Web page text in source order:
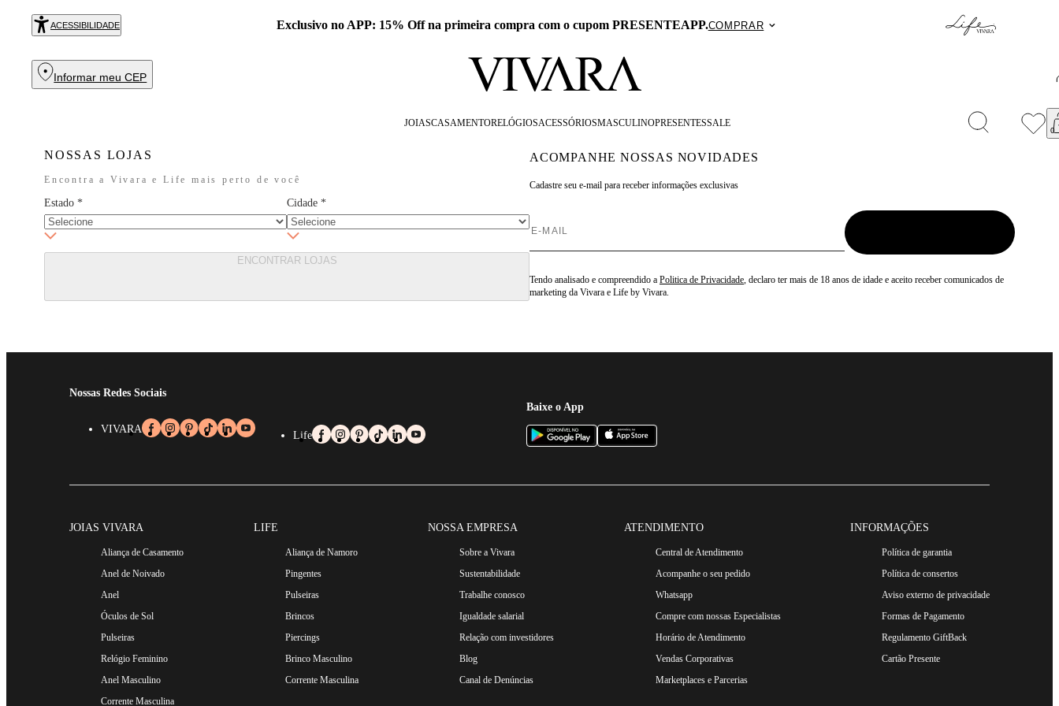
ACESSIBILIDADE Exclusivo no APP: 15% Off na primeira compra com o cupom PRESENTEAPP.COMPRAR
Informar meu CEP
JOIASCASAMENTORELÓGIOSACESSÓRIOSMASCULINOPRESENTESSALE
NOSSAS LOJAS
Encontra a Vivara e Life mais perto de você
Estado * Cidade *
ENCONTRAR LOJAS
ACOMPANHE NOSSAS NOVIDADES
Cadastre seu e-mail para receber informações exclusivas
Tendo analisado e compreendido a Politica de Privacidade, declaro ter mais de 18 anos de idade e aceito receber comunicados de
marketing da Vivara e Life by Vivara.
Nossas Redes Sociais
VIVARA
Life
Baixe o App
JOIAS VIVARA
Aliança de Casamento
Anel de Noivado
Anel
Óculos de Sol
Pulseiras
Relógio Feminino
Anel Masculino
Corrente Masculina
LIFE
Aliança de Namoro
Pingentes
Pulseiras
Brincos
Piercings
Brinco Masculino
Corrente Masculina
NOSSA EMPRESA
Sobre a Vivara
Sustentabilidade
Trabalhe conosco
Igualdade salarial
Relação com investidores
Blog
Canal de Denúncias
ATENDIMENTO
Central de Atendimento
Acompanhe o seu pedido
Whatsapp
Compre com nossas Especialistas
Horário de Atendimento
Vendas Corporativas
Marketplaces e Parcerias
INFORMAÇÕES
Política de garantia
Política de consertos
Aviso externo de privacidade
Formas de Pagamento
Regulamento GiftBack
Cartão Presente